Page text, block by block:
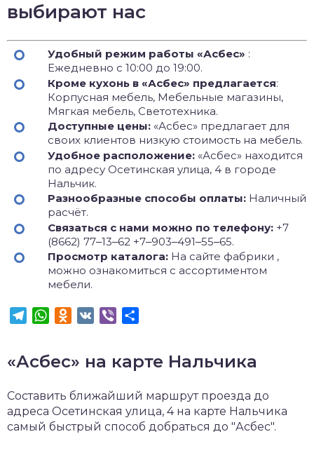
выбирают нас
Удобный режим работы «Асбес» :
Ежедневно с 10:00 до 19:00.
Кроме кухонь в «Асбес» предлагается:
Корпусная мебель, Мебельные магазины,
Мягкая мебель, Светотехника.
Доступные цены: «Асбес» предлагает для
своих клиентов низкую стоимость на мебель.
Удобное расположение: «Асбес» находится
по адресу Осетинская улица, 4 в городе
Нальчик.
Разнообразные способы оплаты: Наличный
расчёт.
Связаться с нами можно по телефону: +7
(8662) 77‒13‒62 +7‒903‒491‒55‒65.
Просмотр каталога: На сайте фабрики ,
можно ознакомиться с ассортиментом
мебели.
TelegramWhatsApp
Odnoklassniki
VK Viber
«Асбес» на карте Нальчика
Составить ближайший маршрут проезда до
адреса Осетинская улица, 4 на карте Нальчика
самый быстрый способ добраться до "Асбес".